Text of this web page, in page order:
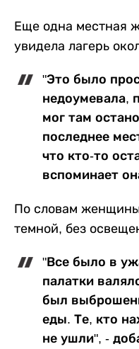
Еще одна местная
увидела лагерь
"Это было
недоумевала,
мог там
последнее
что кто-то
вспоминает
По словам
темной, без
"Все было в
палатки
был
еды. Те, кто
не ушли", -